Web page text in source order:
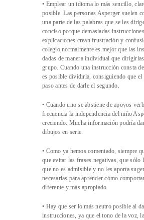
• Emplear un idioma lo más sencillo,
posible. Las personas Asperger suelen
una parte de las palabras que se les
conciso porque demasiadas
explicaciones crean frustración y
colegio,normalmente es mejor que las
dadas de manera individual que
grupo. Cuando una instrucción consta
es posible dividirla, consiguiendo que el
paso antes de darle el segundo.
• Cuando uno se abstiene de apoyos
frecuencia la independencia del niño
creciendo. Mucha información podría
dibujos en serie.
• Como ya hemos comentado, siempre
que evitar las frases negativas, que sólo
que no es admisible y no les aporta
necesarias para aprender cómo
diferente y más apropiado.
• Hay que ser lo más neutro posible al
instrucciones, ya que el tono de la voz,